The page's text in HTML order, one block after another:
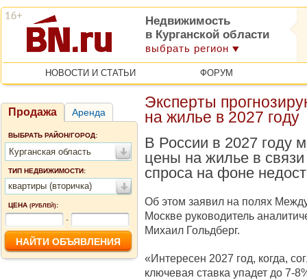
Недвижимость
в Курганской области
выбрать регион
НОВОСТИ И СТАТЬИ ФОРУМ
Продажа Аренда
ВЫБРАТЬ РАЙОН/ГОРОД:
Курганская область
ТИП НЕДВИЖИМОСТИ:
квартиры (вторичка)
ЦЕНА (РУБЛЕЙ):
-
Эксперты
на жилье в 2027 году
В России в 2027 году
цены на жилье в
спроса на фоне
Об этом заявил на полях
Москве руководитель
Михаил Гольдберг.
«Интересен 2027 год, когда,
ключевая ставка упадет до 7-